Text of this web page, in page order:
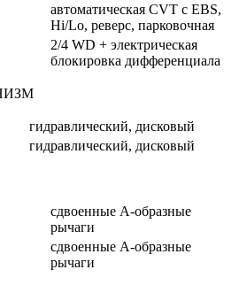
автоматическая CVT с EBS,
Hi/Lo, реверс, парковочная
2/4 WD + электрическая
блокировка дифференциала
гидравлический, дисковый
гидравлический, дисковый
сдвоенные А-образные
рычаги
сдвоенные А-образные
рычаги